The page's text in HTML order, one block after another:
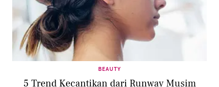
BEAUTY
5 Trend Kecantikan dari Runway Musim